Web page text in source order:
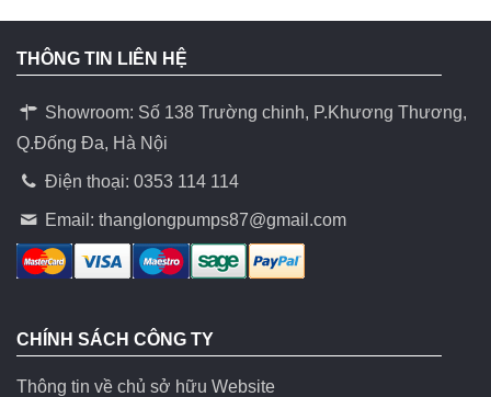
THÔNG TIN LIÊN HỆ
Showroom: Số 138 Trường chinh, P.Khương Thương,
Q.Đống Đa, Hà Nội
Điện thoại: 0353 114 114
Email:thanglongpumps87@gmail.com
CHÍNH SÁCH CÔNG TY
Thông tin về chủ sở hữu Website